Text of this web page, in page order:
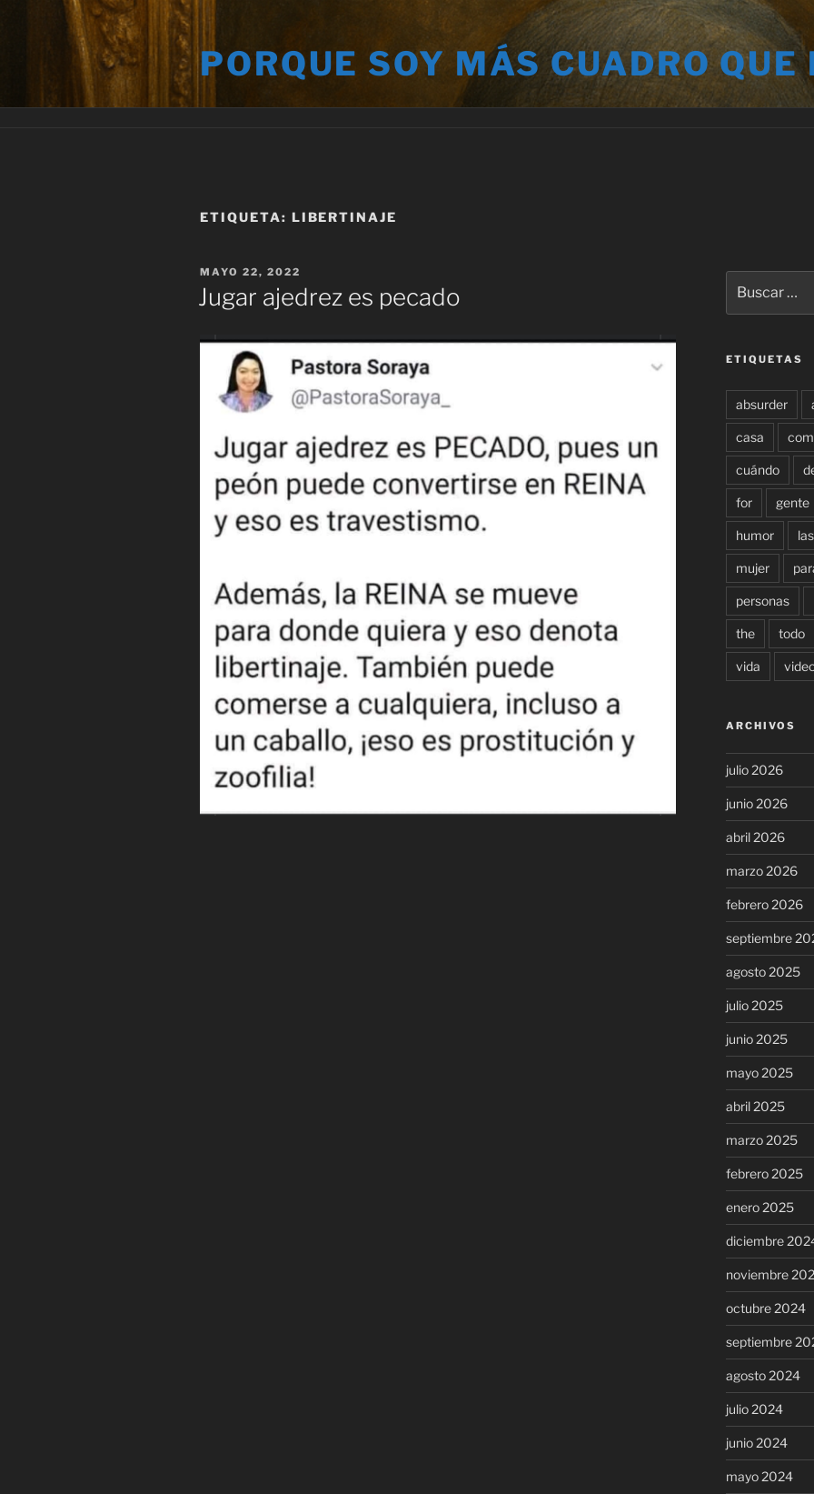
PORQUE SOY MÁS CUADRO QUE
ETIQUETA: LIBERTINAJE
PUBLICADO
EL
MAYO 22, 2022
Jugar ajedrez es pecado
por:
ETIQUETAS
absurder
casa
cuándo
for gente
humor las
mujer
personas
the todo
vida
ARCHIVOS
julio 2026
junio 2026
abril 2026
marzo 2026
febrero 2026
septiembre
agosto 2025
julio 2025
junio 2025
mayo 2025
abril 2025
marzo 2025
febrero 2025
enero 2025
diciembre
noviembre
octubre 2024
septiembre
agosto 2024
julio 2024
junio 2024
mayo 2024